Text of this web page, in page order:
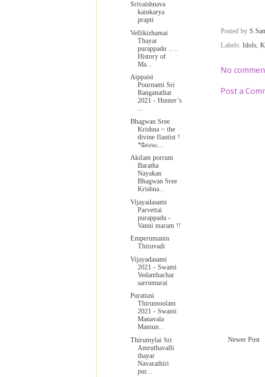
Posted by S
Labels: Idols,
No
Post a
Newer Post
Srivaishnava
kainkarya
prapti
Vellikizhamai
Thayar
purappadu .. ..
History of
Ma...
Aippaisi
Pournami Sri
Ranganathar
2021 - Hunter’s
...
Bhagwan Sree
Krishna ~ the
divine flautist !
*கோவ...
Akilam porrum
Baratha
Nayakan
Bhagwan Sree
Krishna...
Vijayadasami
Parvettai
purappadu -
Vanni maram !!
Emperumanin
Thiruvadi
Vijayadasami
2021 - Swami
Vedanthachar
sarrumurai
Purattasi
Thirumoolam
2021 - Swami
Manavala
Mamun...
Thirumylai Sri
Amruthavalli
thayar
Navarathiri
pur...